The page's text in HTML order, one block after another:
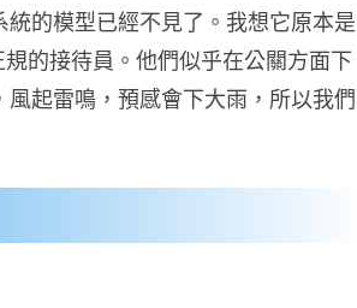
的模型已經不見了。我想它原本是
的接待員。他們似乎在公關方面下
起雷鳴，預感會下大雨，所以我們